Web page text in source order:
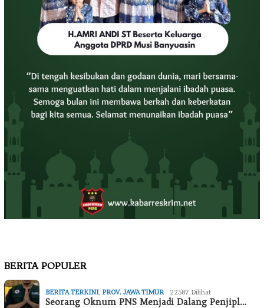
BERITA POPULER
BERITA TERKINI, PROV. JAWA TIMUR 22587 Dilihat
Seorang Oknum PNS Menjadi Dalang Penjipl…